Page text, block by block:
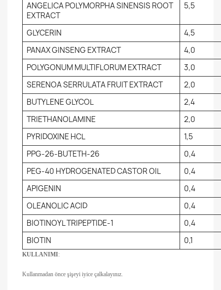
ANGELICA POLYMORPHA SINENSIS ROOT
EXTRACT
5,5
GLYCERIN
4,5
PANAX GINSENG EXTRACT
4,0
POLYGONUM MULTIFLORUM EXTRACT
3,0
SERENOA SERRULATA FRUIT EXTRACT
2,0
BUTYLENE GLYCOL
2,4
TRIETHANOLAMINE
2,0
PYRIDOXINE HCL
1,5
PPG-26-BUTETH-26
0,4
PEG-40 HYDROGENATED CASTOR OIL
0,4
APIGENIN
0,4
OLEANOLIC ACID
0,4
BIOTINOYL TRIPEPTIDE-1
0,4
BIOTIN
0,1
KULLANIMI:
Kullanmadan önce şişeyi iyice çalkalayınız.